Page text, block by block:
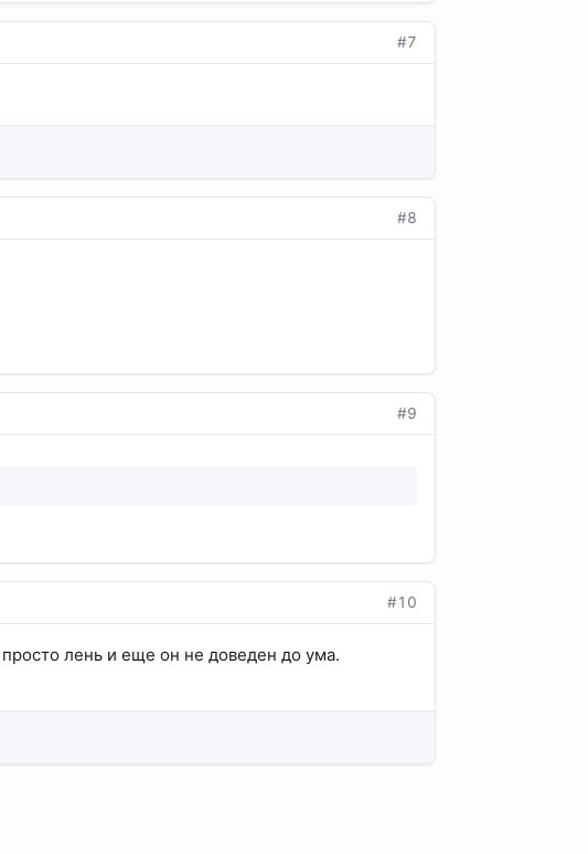
#7
#8
#9
#10
лень и еще он не доведен до ума.